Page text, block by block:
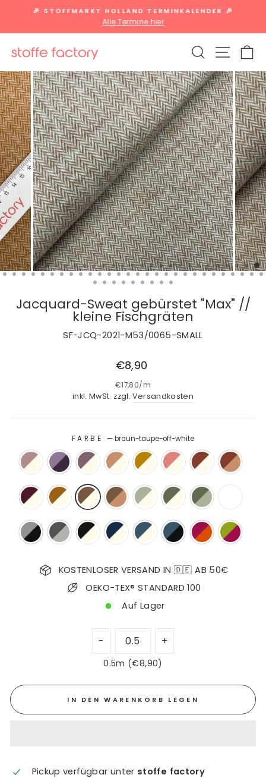
Inhalt
Pause
🎉 STOFFMARKT HOLLAND TERMINKALENDER 🎉
Alle Termine hier
SUCHE
Jacquard-Sweat gebürstet "Max" //
kleine Fischgräten
SF-JCQ-2021-M53/0065-SMALL
Normaler
€8,90
€17,80/m
inkl. MwSt. zzgl.Versandkosten
FARBE —braun-taupe-off-white
KOSTENLOSER VERSAND IN 🇩🇪 AB 50€
OEKO-TEX® STANDARD 100
Auf Lager
0.5m (€8,90)
IN DEN WARENKORB LEGEN
Pickup verfügbar unter stoffe factory